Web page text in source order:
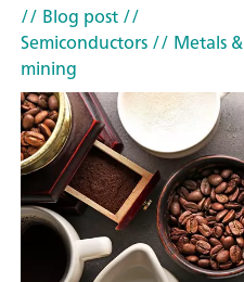
// Blog post//
Semiconductors// Metals &
mining